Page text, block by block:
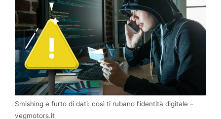
Smishing e furto di dati: così ti rubano l’identità digitale –
vegmotors.it